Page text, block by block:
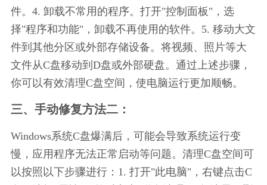
件。4. 卸载不常用的程序。打开"控制面板"，选
择"程序和功能"，卸载不再使用的软件。5. 移动大文
件到其他分区或外部存储设备。将视频、照片等大
文件从C盘移动到D盘或外部硬盘。通过上述步骤，
你可以有效清理C盘空间，使电脑运行更加顺畅。
三、手动修复方法二：
Windows系统C盘爆满后，可能会导致系统运行变
慢，应用程序无法正常启动等问题。清理C盘空间可
以按照以下步骤进行：1. 打开"此电脑"，右键点击C